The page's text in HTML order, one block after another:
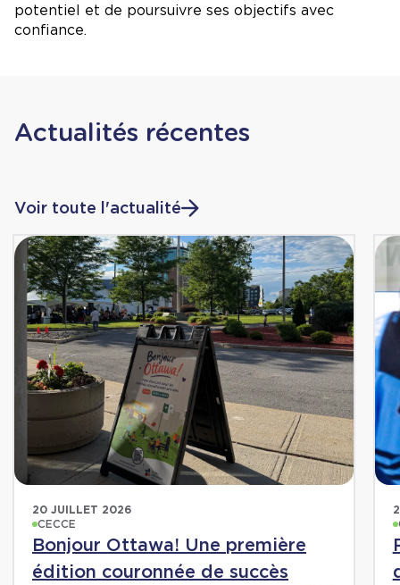
potentiel et de poursuivre ses objectifs avec
confiance.
Actualités récentes
Voir toute l'actualité
20 JUILLET 2026
CECCE
Bonjour Ottawa! Une première
édition couronnée de succès